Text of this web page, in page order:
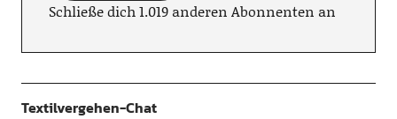
Schließe dich 1.019 anderen Abonnenten an
Textilvergehen-Chat